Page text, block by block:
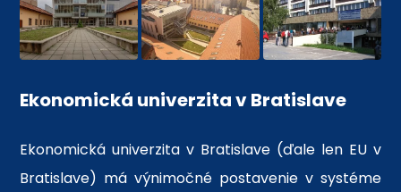
Ekonomická univerzita v Bratislave
Ekonomická univerzita v Bratislave (ďale len EU v
Bratislave) má výnimočné postavenie v systéme